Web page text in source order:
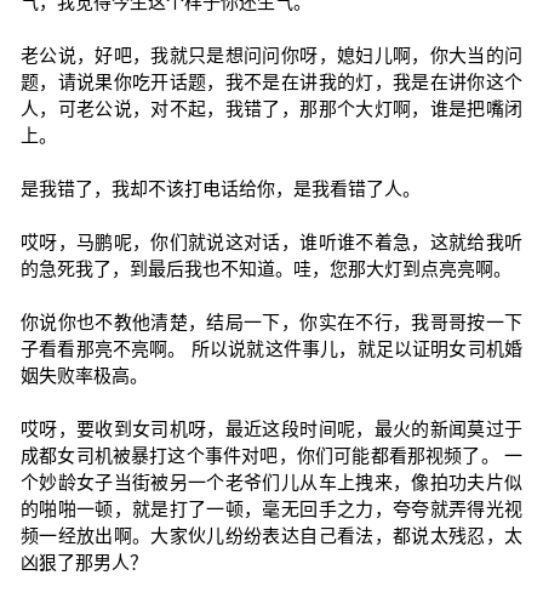
老公说，好吧，我就只是想问问你呀，媳妇儿啊，你大当的问
题，请说果你吃开话题，我不是在讲我的灯，我是在讲你这个
人，可老公说，对不起，我错了，那那个大灯啊，谁是把嘴闭
上。
是我错了，我却不该打电话给你，是我看错了人。
哎呀，马鹏呢，你们就说这对话，谁听谁不着急，这就给我听
的急死我了，到最后我也不知道。哇，您那大灯到点亮亮啊。
你说你也不教他清楚，结局一下，你实在不行，我哥哥按一下
子看看那亮不亮啊。 所以说就这件事儿，就足以证明女司机婚
姻失败率极高。
哎呀，要收到女司机呀，最近这段时间呢，最火的新闻莫过于
成都女司机被暴打这个事件对吧，你们可能都看那视频了。 一
个妙龄女子当街被另一个老爷们儿从车上拽来，像拍功夫片似
的啪啪一顿，就是打了一顿，毫无回手之力，夸夸就弄得光视
频一经放出啊。大家伙儿纷纷表达自己看法，都说太残忍，太
凶狠了那男人？